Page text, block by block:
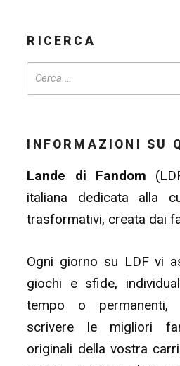
RICERCA
INFORMAZIONI SU
Lande di Fandom
italiana dedicata alla
trasformativi, creata dai
Ogni giorno su LDF vi
giochi e sfide,
tempo o
scrivere le migliori
originali della vostra